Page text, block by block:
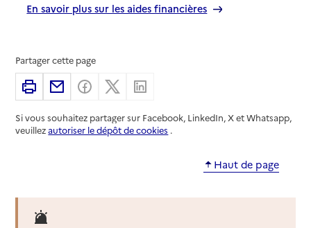
En savoir plus sur les aides financières
Partager cette page
ImprimerPartager par email
Partager sur Facebook
Partager sur X
Si vous souhaitez partager sur Facebook, LinkedIn, X et Whatsapp,
veuillezautoriser le dépôt de cookies .
Haut de page